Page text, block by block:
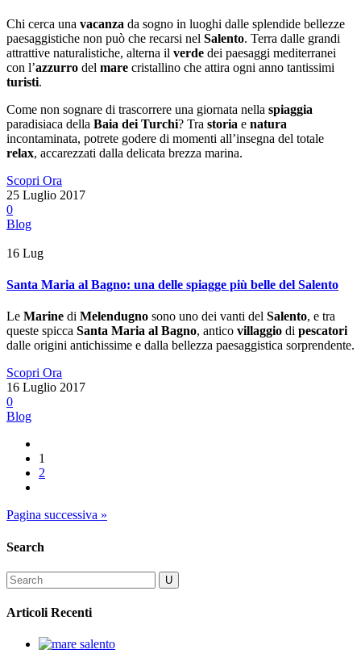
Chi cerca una vacanza da sogno in luoghi dalle splendide bellezze
paesaggistiche non può che recarsi nel Salento. Terra dalle grandi
attrattive naturalistiche, alterna il verde dei paesaggi mediterranei
con l’azzurro del mare cristallino che attira ogni anno tantissimi
turisti.
Come non sognare di trascorrere una giornata nella spiaggia
paradisiaca della Baia dei Turchi? Tra storia e natura
incontaminata, potrete godere di momenti all’insegna del totale
relax, accarezzati dalla delicata brezza marina.
Scopri Ora
25 Luglio 2017
0
Blog
16 Lug
Santa Maria al Bagno: una delle spiagge più belle del Salento
Le Marine di Melendugno sono uno dei vanti del Salento, e tra
queste spicca Santa Maria al Bagno, antico villaggio di pescatori
dalle origini antichissime e dalla bellezza paesaggistica sorprendente.
Scopri Ora
16 Luglio 2017
0
Blog
1
2
Pagina successiva »
Search
Articoli Recenti